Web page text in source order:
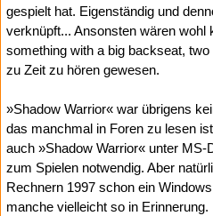
gespielt hat. Eigenständig und
verknüpft... Ansonsten wären wohl
something with a big backseat,
zu Zeit zu hören gewesen.
»Shadow Warrior« war übrigens
das manchmal in Foren zu lesen
auch »Shadow Warrior« unter
zum Spielen notwendig. Aber
Rechnern 1997 schon ein
manche vielleicht so in Erinnerung.